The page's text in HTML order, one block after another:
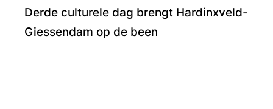
Derde culturele dag brengt Hardinxveld-
Giessendam op de been